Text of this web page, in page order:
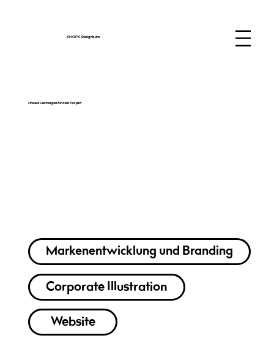
KNOPX Designbüro
Unsere Leistungen für dein Projekt
Markenentwicklung und Branding
Corporate Illustration
Website